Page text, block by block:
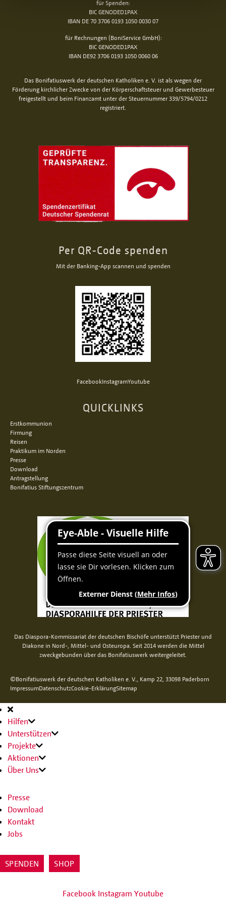
für Spenden:
BIC GENODED1PAX
IBAN DE 70 3706 0193 1050 0030 07
für Rechnungen (BoniService GmbH):
BIC GENODED1PAX
IBAN DE92 3706 0193 1050 0060 06
Das Bonifatiuswerk der deutschen Katholiken e. V. ist als wegen der
Förderung kirchlicher Zwecke von der Körperschaftsteuer und Gewerbesteuer
freigestellt und beim Finanzamt unter der Steuernummer 339/5794/0212
registriert.
Per QR-Code spenden
Mit der Banking-App scannen und spenden
FacebookInstagramYoutube
QUICKLINKS
Erstkommunion
Firmung
Reisen
Praktikum im Norden
Presse
Download
Antragstellung
Bonifatius Stiftungszentrum
Das Diaspora-Kommissariat der deutschen Bischöfe unterstützt Priester und
Diakone in Nord-, Mittel- und Osteuropa. Seit 2014 werden die Mittel
zweckgebunden über das Bonifatiuswerk weitergeleitet.
©Bonifatiuswerk der deutschen Katholiken e. V., Kamp 22, 33098 Paderborn
ImpressumDatenschutzCookie-ErklärungSitemap
Hauptnavigation
Hilfen
Unterstützen
Projekte
Aktionen
Über Uns
Presse
Download
Kontakt
Jobs
SPENDEN SHOP
Facebook Instagram Youtube